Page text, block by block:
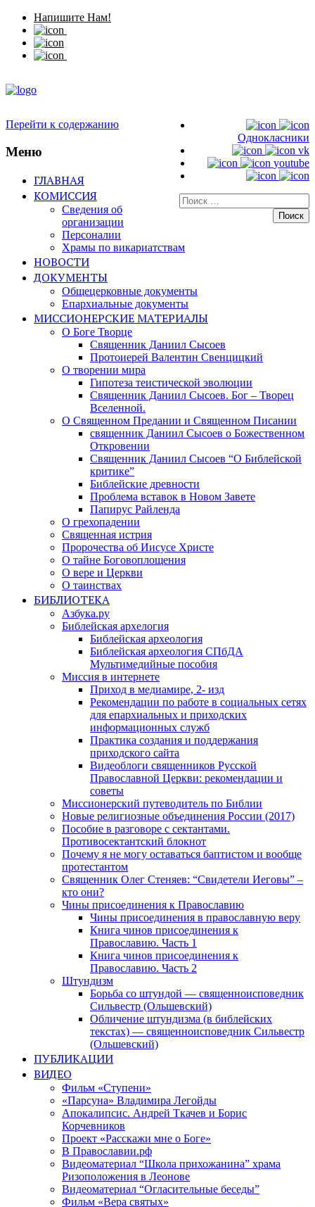
Напишите Нам!
Однокласники
vk
youtube
Искать:
Перейти к содержанию
Меню
ГЛАВНАЯ
КОМИССИЯ
Сведения об
организации
Персоналии
Храмы по викариатствам
НОВОСТИ
ДОКУМЕНТЫ
Общецерковные документы
Епархиальные документы
МИССИОНЕРСКИЕ МАТЕРИАЛЫ
О Боге Творце
Священник Даниил Сысоев
Протоиерей Валентин Свенцицкий
О творении мира
Гипотеза теистической эволюции
Священник Даниил Сысоев. Бог – Творец
Вселенной.
О Священном Предании и Священном Писании
священник Даниил Сысоев о Божественном
Откровении
Священник Даниил Сысоев “О Библейской
критике”
Библейские древности
Проблема вставок в Новом Завете
Папирус Райленда
О грехопадении
Священная истрия
Пророчества об Иисусе Христе
О тайне Боговоплощения
О вере и Церкви
О таинствах
БИБЛИОТЕКА
Азбука.ру
Библейская архелогия
Библейская археология
Библейская археология СПбДА
Мультимедийные пособия
Миссия в интернете
Приход в медиамире, 2- изд
Рекомендации по работе в социальных сетях
для епархиальных и приходских
информационных служб
Практика создания и поддержания
приходского сайта
Видеоблоги священников Русской
Православной Церкви: рекомендации и
советы
Миссионерский путеводитель по Библии
Новые религиозные объединения России (2017)
Пособие в разговоре с сектантами.
Противосектантский блокнот
Почему я не могу оставаться баптистом и вообще
протестантом
Священник Олег Стеняев: “Свидетели Иеговы” –
кто они?
Чины присоединения к Православию
Чины присоединения в православную веру
Книга чинов присоединения к
Православию. Часть 1
Книга чинов присоединения к
Православию. Часть 2
Штундизм
Борьба со штундой — священноисповедник
Сильвестр (Ольшевский)
Обличение штундизма (в библейских
текстах) — священноисповедник Сильвестр
(Ольшевский)
ПУБЛИКАЦИИ
ВИДЕО
Фильм «Ступени»
«Парсуна» Владимира Легойды
Апокалипсис. Андрей Ткачев и Борис
Корчевников
Проект «Расскажи мне о Боге»
В Православии.рф
Видеоматериал “Школа прихожанина” храма
Ризоположения в Леонове
Видеоматериал “Огласительные беседы”
Фильм «Вера святых»